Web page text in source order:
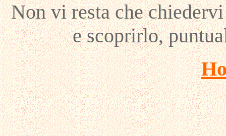
Non vi resta che
e scoprirlo,